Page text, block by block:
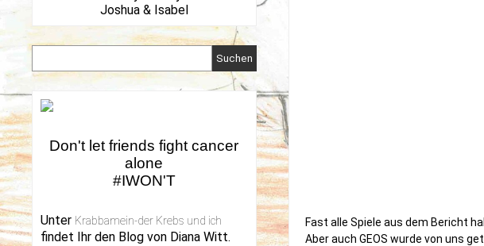
Fast alle Spiele aus dem Bericht
Aber auch GEOS wurde von uns
Joshua & Isabel
Suchen
Don't let friends fight cancer
alone
#IWON'T
Unter Krabbamein-der Krebs und ich
findet Ihr den Blog von Diana Witt.